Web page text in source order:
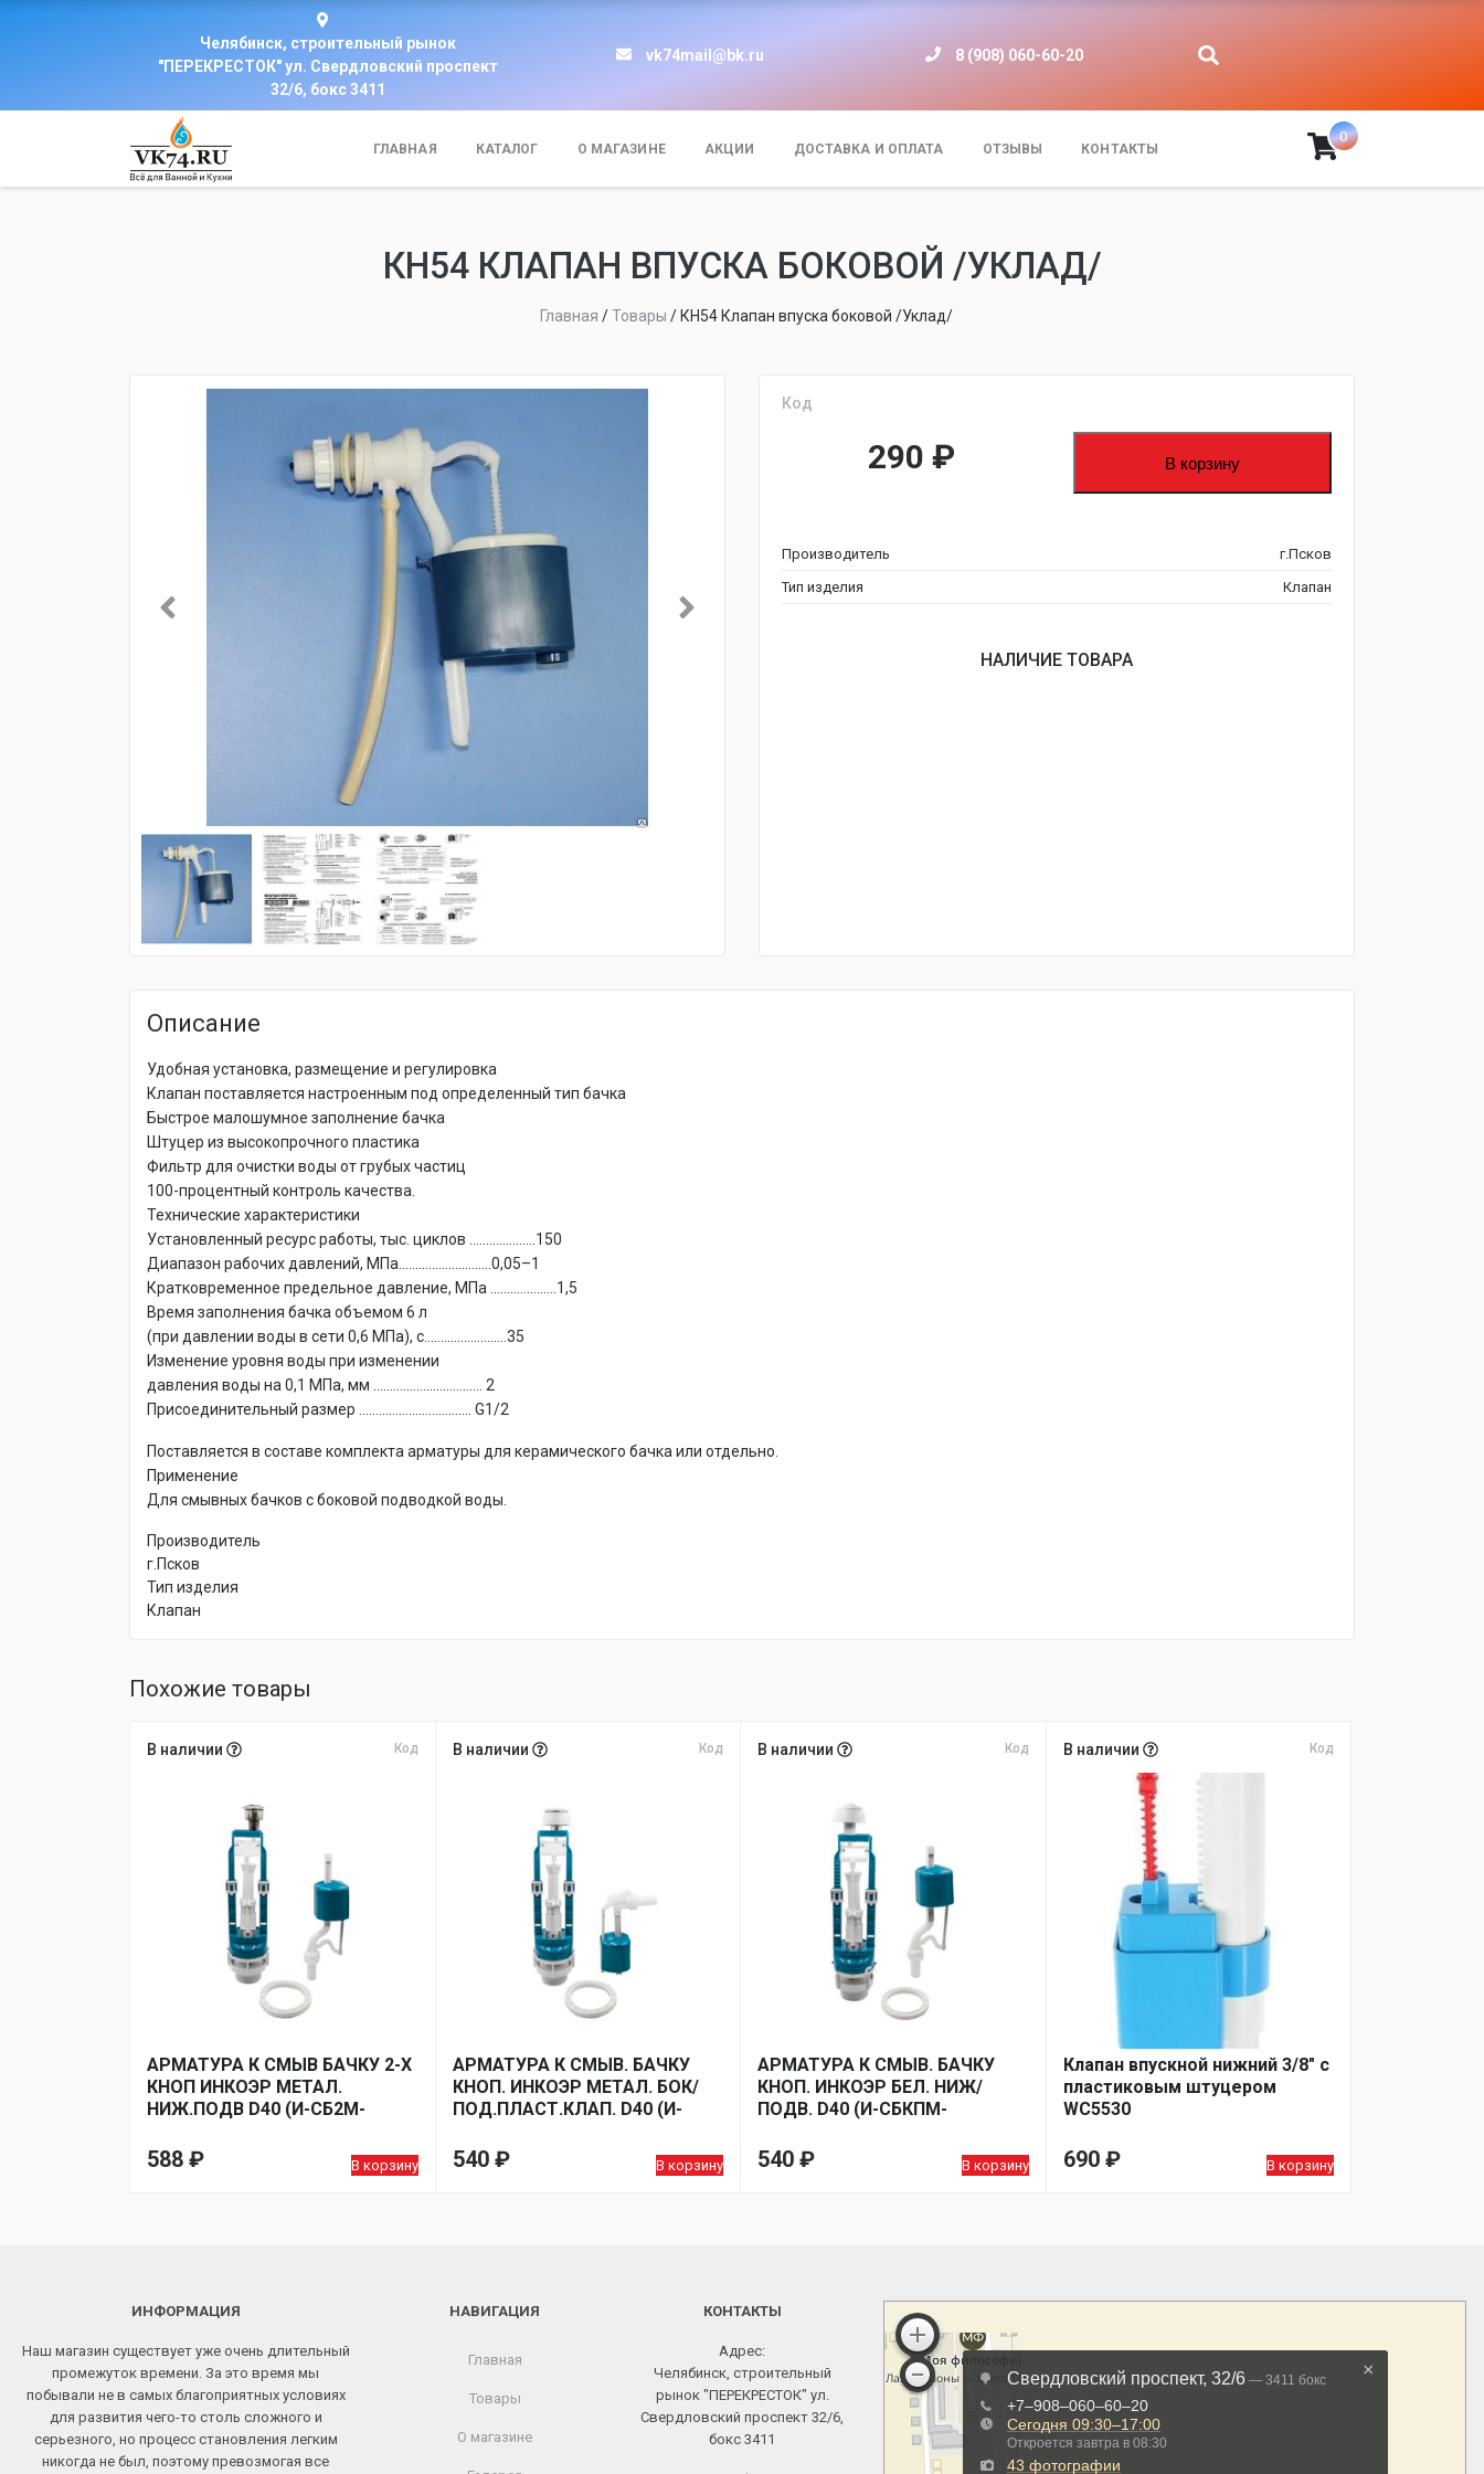
Челябинск, строительный рынок
"ПЕРЕКРЕСТОК" ул. Свердловский проспект
32/6, бокс 3411
vk74mail@bk.ru 8 (908) 060-60-20
ГЛАВНАЯ КАТАЛОГ О МАГАЗИНЕ АКЦИИ ДОСТАВКА И ОПЛАТА ОТЗЫВЫ КОНТАКТЫ
0
КН54 КЛАПАН ВПУСКА БОКОВОЙ /УКЛАД/
Главная /Товары / КН54 Клапан впуска боковой /Уклад/
Код
290 ₽ В корзину
Производитель
г.Псков
Тип изделия
Клапан
НАЛИЧИЕ ТОВАРА
Описание
Удобная установка, размещение и регулировка
Клапан поставляется настроенным под определенный тип бачка
Быстрое малошумное заполнение бачка
Штуцер из высокопрочного пластика
Фильтр для очистки воды от грубых частиц
100-процентный контроль качества.
Технические характеристики
Установленный ресурс работы, тыс. циклов ………………..150
Диапазон рабочих давлений, МПа……………………….0,05–1
Кратковременное предельное давление, МПа ………………..1,5
Время заполнения бачка объемом 6 л
(при давлении воды в сети 0,6 МПа), с…………………….35
Изменение уровня воды при изменении
давления воды на 0,1 МПа, мм …………………………… 2
Присоединительный размер ……………………………. G1/2
Поставляется в составе комплекта арматуры для керамического бачка или отдельно.
Применение
Для смывных бачков с боковой подводкой воды.
Производитель
г.Псков
Тип изделия
Клапан
Похожие товары
В наличии Код
АРМАТУРА К СМЫВ БАЧКУ 2-Х
КНОП ИНКОЭР МЕТАЛ.
НИЖ.ПОДВ D40 (И-СБ2М-
588 ₽ В корзину
В наличии Код
АРМАТУРА К СМЫВ. БАЧКУ
КНОП. ИНКОЭР МЕТАЛ. БОК/
ПОД.ПЛАСТ.КЛАП. D40 (И-
540 ₽ В корзину
В наличии Код
АРМАТУРА К СМЫВ. БАЧКУ
КНОП. ИНКОЭР БЕЛ. НИЖ/
ПОДВ. D40 (И-СБКПМ-
540 ₽ В корзину
В наличии Код
Клапан впускной нижний 3/8″ с
пластиковым штуцером
WC5530
690 ₽ В корзину
ИНФОРМАЦИЯ
Наш магазин существует уже очень длительный
промежуток времени. За это время мы
побывали не в самых благоприятных условиях
для развития чего-то столь сложного и
серьезного, но процесс становления легким
никогда не был, поэтому превозмогая все
НАВИГАЦИЯ
Главная
Товары
О магазине
КОНТАКТЫ
Адрес:
Челябинск, строительный
рынок "ПЕРЕКРЕСТОК" ул.
Свердловский проспект 32/6,
бокс 3411